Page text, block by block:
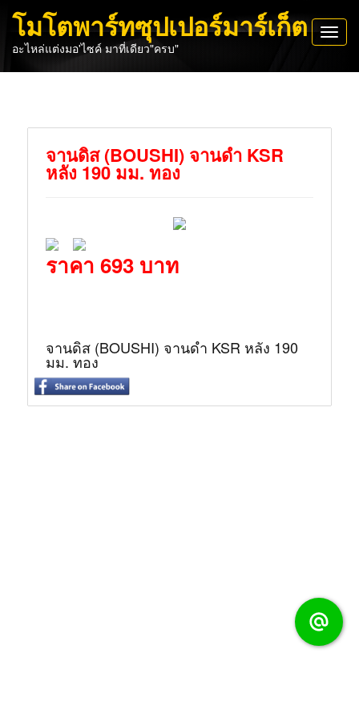
โมโตพาร์ทซุปเปอร์มาร์เก็ต
อะไหล่แต่งมอ'ไซค์ มาที่เดียว"ครบ"
จานดิส (BOUSHI) จานดำ KSR
หลัง 190 มม. ทอง
ราคา 693 บาท
จานดิส (BOUSHI) จานดำ KSR หลัง 190
มม. ทอง